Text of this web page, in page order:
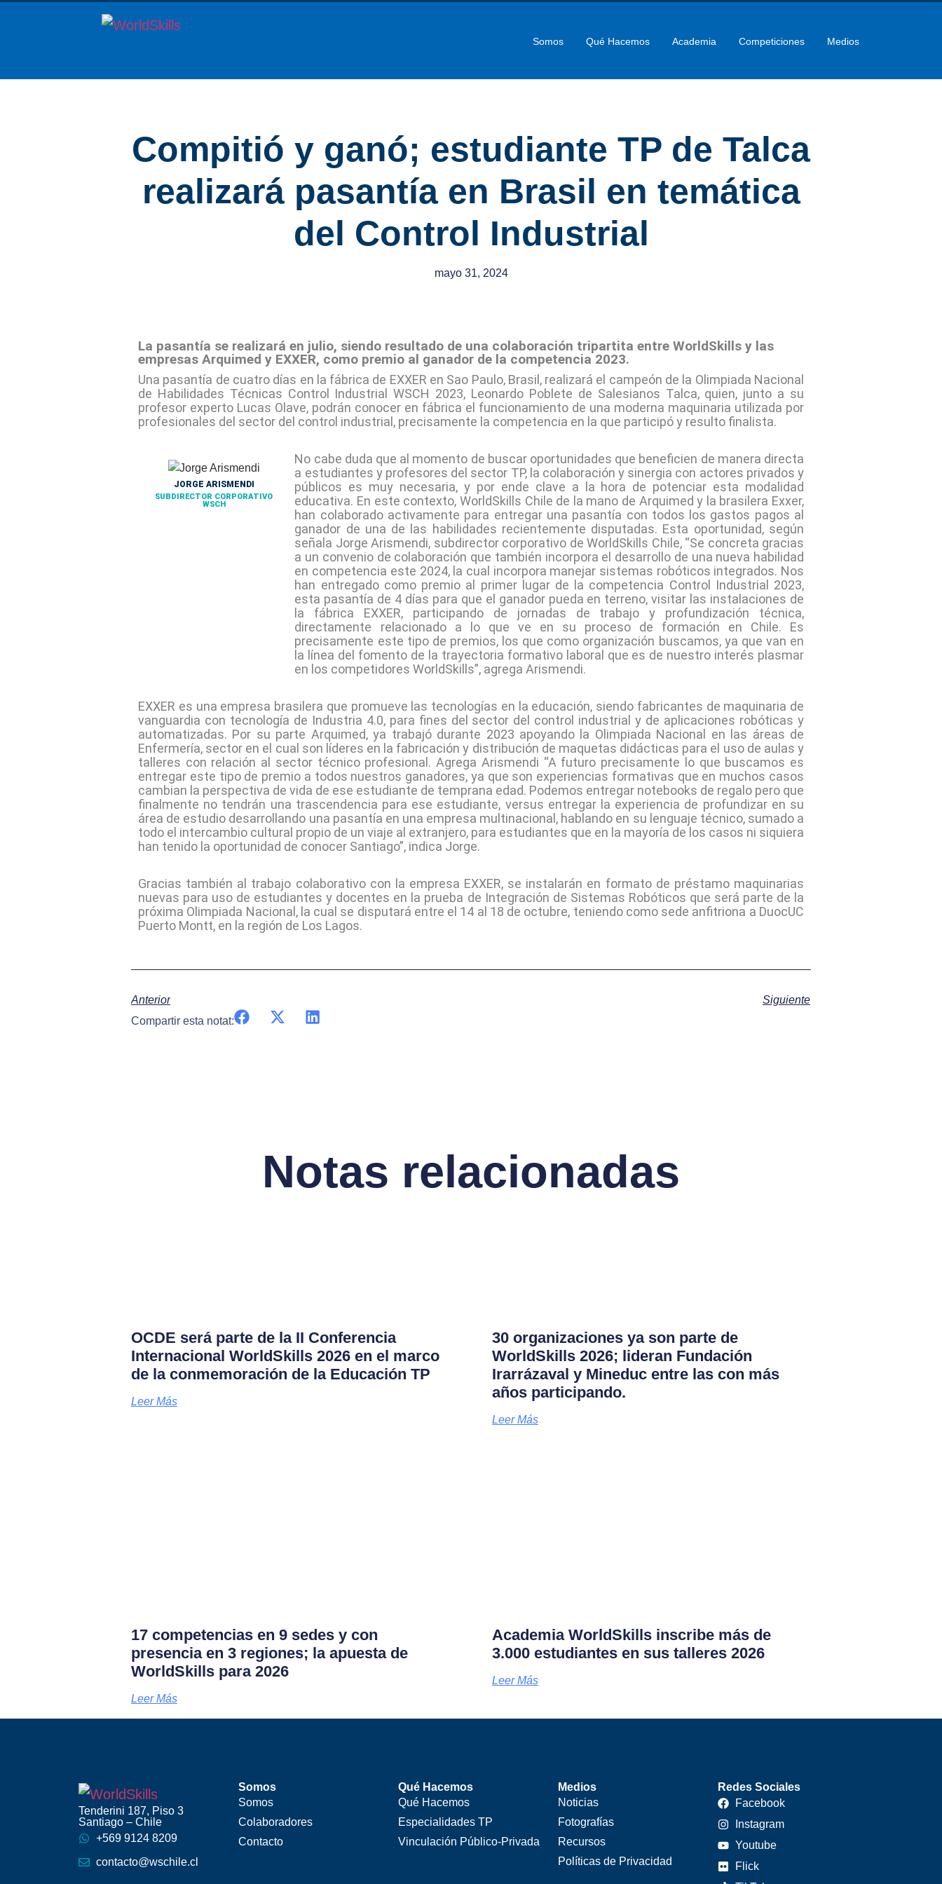
Somos Qué Hacemos Academia Competiciones Medios
Compitió y ganó; estudiante TP de Talca
realizará pasantía en Brasil en temática
del Control Industrial
mayo 31, 2024
La pasantía se realizará en julio, siendo resultado de una colaboración tripartita entre WorldSkills y las
empresas Arquimed y EXXER, como premio al ganador de la competencia 2023.
Una pasantía de cuatro días en la fábrica de EXXER en Sao Paulo, Brasil, realizará el campeón de la Olimpiada Nacional
de Habilidades Técnicas Control Industrial WSCH 2023, Leonardo Poblete de Salesianos Talca, quien, junto a su
profesor experto Lucas Olave, podrán conocer en fábrica el funcionamiento de una moderna maquinaria utilizada por
profesionales del sector del control industrial, precisamente la competencia en la que participó y resulto finalista.
JORGE ARISMENDI
SUBDIRECTOR CORPORATIVO
WSCH
No cabe duda que al momento de buscar oportunidades que beneficien de manera directa
a estudiantes y profesores del sector TP, la colaboración y sinergia con actores privados y
públicos es muy necesaria, y por ende clave a la hora de potenciar esta modalidad
educativa. En este contexto, WorldSkills Chile de la mano de Arquimed y la brasilera Exxer,
han colaborado activamente para entregar una pasantía con todos los gastos pagos al
ganador de una de las habilidades recientemente disputadas. Esta oportunidad, según
señala Jorge Arismendi, subdirector corporativo de WorldSkills Chile, “Se concreta gracias
a un convenio de colaboración que también incorpora el desarrollo de una nueva habilidad
en competencia este 2024, la cual incorpora manejar sistemas robóticos integrados. Nos
han entregado como premio al primer lugar de la competencia Control Industrial 2023,
esta pasantía de 4 días para que el ganador pueda en terreno, visitar las instalaciones de
la fábrica EXXER, participando de jornadas de trabajo y profundización técnica,
directamente relacionado a lo que ve en su proceso de formación en Chile. Es
precisamente este tipo de premios, los que como organización buscamos, ya que van en
la línea del fomento de la trayectoria formativo laboral que es de nuestro interés plasmar
en los competidores WorldSkills”, agrega Arismendi.
EXXER es una empresa brasilera que promueve las tecnologías en la educación, siendo fabricantes de maquinaria de
vanguardia con tecnología de Industria 4.0, para fines del sector del control industrial y de aplicaciones robóticas y
automatizadas. Por su parte Arquimed, ya trabajó durante 2023 apoyando la Olimpiada Nacional en las áreas de
Enfermería, sector en el cual son líderes en la fabricación y distribución de maquetas didácticas para el uso de aulas y
talleres con relación al sector técnico profesional. Agrega Arismendi “A futuro precisamente lo que buscamos es
entregar este tipo de premio a todos nuestros ganadores, ya que son experiencias formativas que en muchos casos
cambian la perspectiva de vida de ese estudiante de temprana edad. Podemos entregar notebooks de regalo pero que
finalmente no tendrán una trascendencia para ese estudiante, versus entregar la experiencia de profundizar en su
área de estudio desarrollando una pasantía en una empresa multinacional, hablando en su lenguaje técnico, sumado a
todo el intercambio cultural propio de un viaje al extranjero, para estudiantes que en la mayoría de los casos ni siquiera
han tenido la oportunidad de conocer Santiago”, indica Jorge.
Gracias también al trabajo colaborativo con la empresa EXXER, se instalarán en formato de préstamo maquinarias
nuevas para uso de estudiantes y docentes en la prueba de Integración de Sistemas Robóticos que será parte de la
próxima Olimpiada Nacional, la cual se disputará entre el 14 al 18 de octubre, teniendo como sede anfitriona a DuocUC
Puerto Montt, en la región de Los Lagos.
Anterior
Siguiente
Compartir esta notat:
Notas relacionadas
OCDE será parte de la II Conferencia
Internacional WorldSkills 2026 en el marco
de la conmemoración de la Educación TP
Leer Más
30 organizaciones ya son parte de
WorldSkills 2026; lideran Fundación
Irarrázaval y Mineduc entre las con más
años participando.
Leer Más
17 competencias en 9 sedes y con
presencia en 3 regiones; la apuesta de
WorldSkills para 2026
Leer Más
Academia WorldSkills inscribe más de
3.000 estudiantes en sus talleres 2026
Leer Más
Tenderini 187, Piso 3
Santiago – Chile
+569 9124 8209
contacto@wschile.cl
Somos
Somos
Colaboradores
Contacto
Qué Hacemos
Qué Hacemos
Especialidades TP
Vinculación Público-Privada
Medios
Noticias
Fotografías
Recursos
Políticas de Privacidad
Redes Sociales
Facebook
Instagram
Youtube
Flick